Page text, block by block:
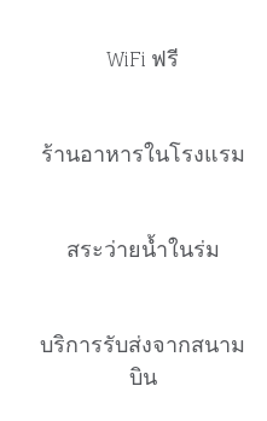
WiFi ฟรี
ร้านอาหารในโรงแรม
สระว่ายน้ำในร่ม
บริการรับส่งจากสนาม
บิน